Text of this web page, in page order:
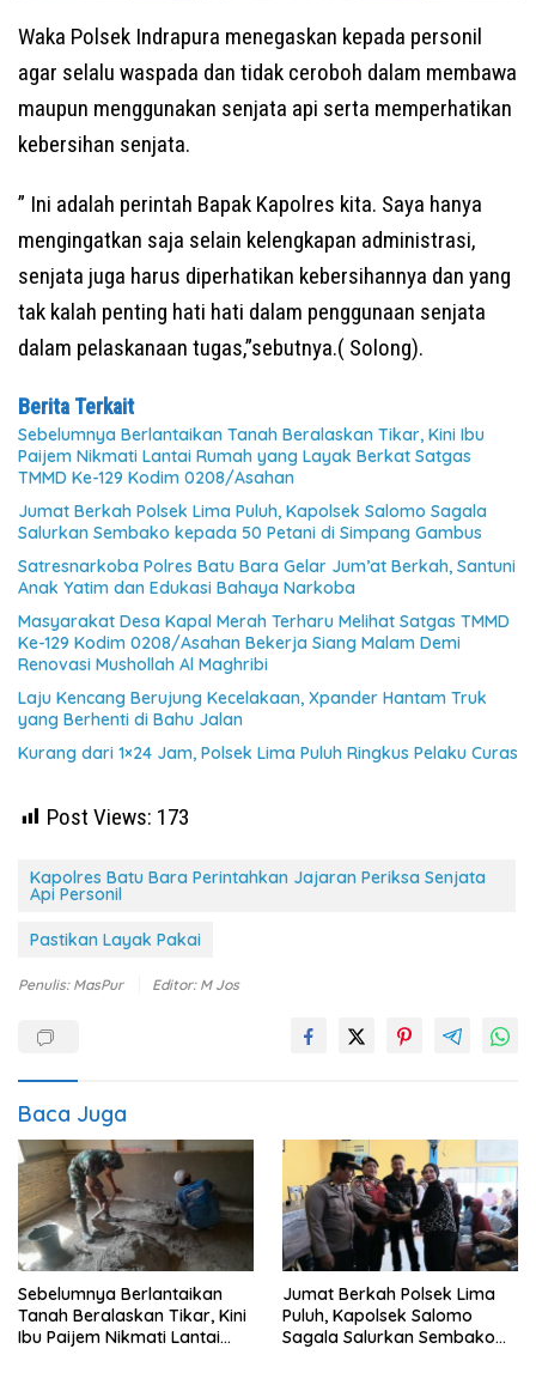
Waka Polsek Indrapura menegaskan kepada personil
agar selalu waspada dan tidak ceroboh dalam membawa
maupun menggunakan senjata api serta memperhatikan
kebersihan senjata.
” Ini adalah perintah Bapak Kapolres kita. Saya hanya
mengingatkan saja selain kelengkapan administrasi,
senjata juga harus diperhatikan kebersihannya dan yang
tak kalah penting hati hati dalam penggunaan senjata
dalam pelaskanaan tugas,”sebutnya.( Solong).
Berita Terkait
Sebelumnya Berlantaikan Tanah Beralaskan Tikar, Kini Ibu
Paijem Nikmati Lantai Rumah yang Layak Berkat Satgas
TMMD Ke-129 Kodim 0208/Asahan
Jumat Berkah Polsek Lima Puluh, Kapolsek Salomo Sagala
Salurkan Sembako kepada 50 Petani di Simpang Gambus
Satresnarkoba Polres Batu Bara Gelar Jum’at Berkah, Santuni
Anak Yatim dan Edukasi Bahaya Narkoba
Masyarakat Desa Kapal Merah Terharu Melihat Satgas TMMD
Ke-129 Kodim 0208/Asahan Bekerja Siang Malam Demi
Renovasi Mushollah Al Maghribi
Laju Kencang Berujung Kecelakaan, Xpander Hantam Truk
yang Berhenti di Bahu Jalan
Kurang dari 1×24 Jam, Polsek Lima Puluh Ringkus Pelaku Curas
Post Views: 173
Kapolres Batu Bara Perintahkan Jajaran Periksa Senjata
Api Personil
Pastikan Layak Pakai
Penulis: MasPur Editor: M Jos
Baca Juga
Sebelumnya Berlantaikan
Tanah Beralaskan Tikar, Kini
Ibu Paijem Nikmati Lantai
Jumat Berkah Polsek Lima
Puluh, Kapolsek Salomo
Sagala Salurkan Sembako